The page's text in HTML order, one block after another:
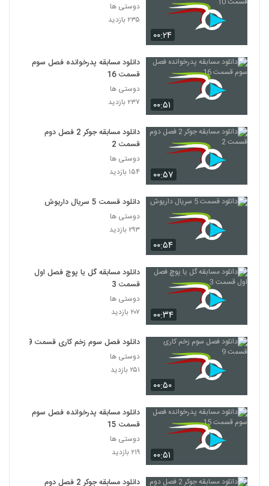
۰۰:۲۴
دوستی ها
۲۳۵ بازدید
۰۰:۵۱
دانلود مسابقه پدرخوانده فصل سوم
قسمت 16
دوستی ها
۲۳۷ بازدید
۰۰:۵۷
دانلود مسابقه جوکر 2 فصل دوم
قسمت 2
دوستی ها
۱۵۴ بازدید
۰۰:۵۴
دانلود قسمت 5 سریال داریوش
دوستی ها
۲۹۳ بازدید
۰۰:۳۴
دانلود مسابقه گل یا پوچ فصل اول
قسمت 3
دوستی ها
۲۰۷ بازدید
۰۰:۵۰
دانلود فصل سوم زخم کاری قسمت 9
دوستی ها
۲۵۱ بازدید
۰۰:۵۱
دانلود مسابقه پدرخوانده فصل سوم
قسمت 15
دوستی ها
۲۱۹ بازدید
دانلود مسابقه جوکر 2 فصل دوم